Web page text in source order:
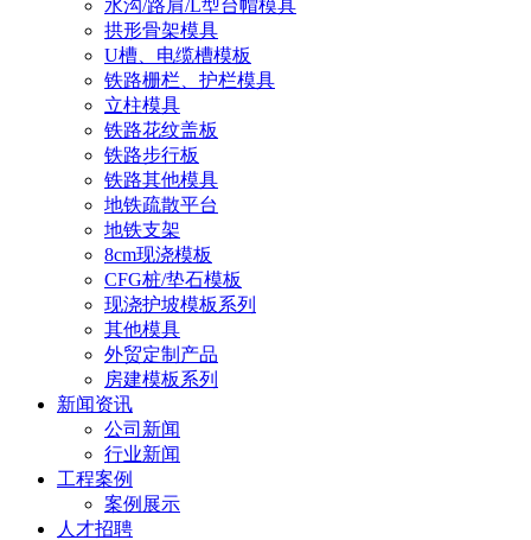
水沟/路肩/L型台帽模具
拱形骨架模具
U槽、电缆槽模板
铁路栅栏、护栏模具
立柱模具
铁路花纹盖板
铁路步行板
铁路其他模具
地铁疏散平台
地铁支架
8cm现浇模板
CFG桩/垫石模板
现浇护坡模板系列
其他模具
外贸定制产品
房建模板系列
新闻资讯
公司新闻
行业新闻
工程案例
案例展示
人才招聘